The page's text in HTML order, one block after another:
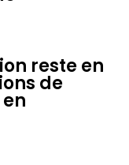
reste en
de